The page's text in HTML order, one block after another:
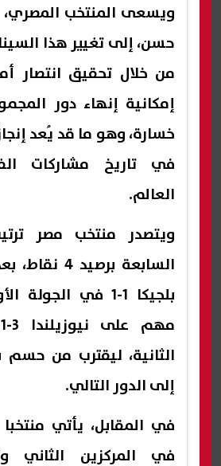
ويسعى المنتخب
حسن، إلى تغيير هذا
من خلال تحقيق انتصار
إمكانية إنهاء دور
خسارة، وهو ما قد يُعد
في تاريخ مشاركات
العالم.
ويتصدر منتخب مصر
السابعة
بلجيكا 1-1 في
الثانية، ليقترب من حسم
إلى الدور التالي.
في المقابل، يأتي منتخبا
في المركزين الثاني